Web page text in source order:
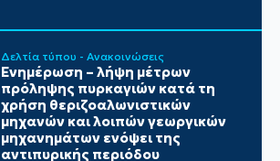
Δελτία τύπου - Ανακοινώσεις
Ενημέρωση – λήψη μέτρων
πρόληψης πυρκαγιών κατά τη
χρήση θεριζοαλωνιστικών
μηχανών και λοιπών γεωργικών
μηχανημάτων ενόψει της
αντιπυρικής περιόδου